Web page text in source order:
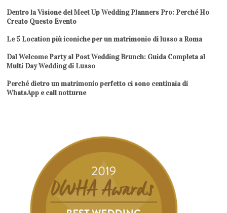
Dentro la Visione del Meet Up Wedding Planners Pro: Perché Ho
Creato Questo Evento
Le 5 Location più iconiche per un matrimonio di lusso a Roma
Dal Welcome Party al Post Wedding Brunch: Guida Completa al
Multi Day Wedding di Lusso
Perché dietro un matrimonio perfetto ci sono centinaia di
WhatsApp e call notturne